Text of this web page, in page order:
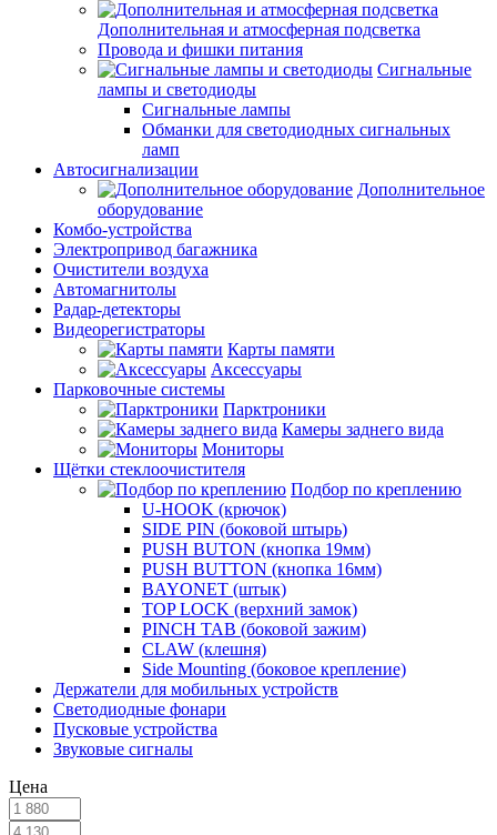
Дополнительная и атмосферная подсветка
Провода и фишки питания
Cигнальные
лампы и светодиоды
Сигнальные лампы
Обманки для светодиодных сигнальных
ламп
Автосигнализации
Дополнительное
оборудование
Комбо-устройства
Электропривод багажника
Очистители воздуха
Автомагнитолы
Радар-детекторы
Видеорегистраторы
Карты памяти
Аксессуары
Парковочные системы
Парктроники
Камеры заднего вида
Мониторы
Щётки стеклоочистителя
Подбор по креплению
U-HOOK (крючок)
SIDE PIN (боковой штырь)
PUSH BUTON (кнопка 19мм)
PUSH BUTTON (кнопка 16мм)
BAYONET (штык)
TOP LOCK (верхний замок)
PINCH TAB (боковой зажим)
CLAW (клешня)
Side Mounting (боковое крепление)
Держатели для мобильных устройств
Светодиодные фонари
Пусковые устройства
Звуковые сигналы
Цена